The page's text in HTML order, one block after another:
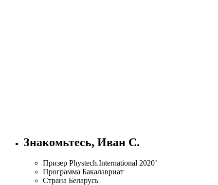
Знакомьтесь, Иван С.
Призер Phystech.International 2020’
Программа Бакалавриат
Страна Беларусь